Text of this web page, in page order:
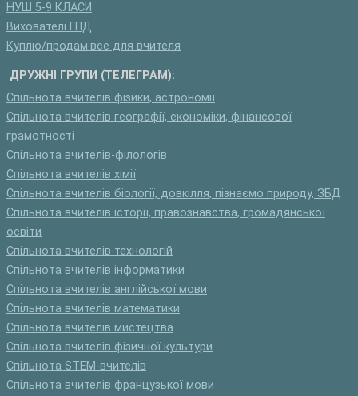
НУШ 5-9 КЛАСИ
Вихователі ГПД
Куплю/продам:все для вчителя
ДРУЖНІ ГРУПИ (ТЕЛЕГРАМ):
Спільнота вчителів фізики, астрономії
Спільнота вчителів географії, економіки, фінансової
грамотності
Спільнота вчителів-філологів
Спільнота вчителів хімії
Спільнота вчителів біології, довкілля, пізнаємо природу, ЗБД
Спільнота вчителів історії, правознавства, громадянської
освіти
Спільнота вчителів технологій
Спільнота вчителів інформатики
Спільнота вчителів англійської мови
Спільнота вчителів математики
Спільнота вчителів мистецтва
Спільнота вчителів фізичної культури
Спільнота STEM-вчителів
Спільнота вчителів французької мови